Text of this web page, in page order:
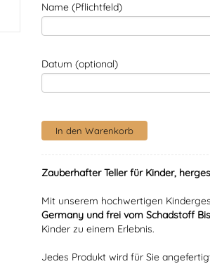
Name (Pflichtfeld)
Datum (optional)
Zauberhafter Teller für Kinder,
Mit unserem hochwertigen
Germany und frei vom Schadstoff
Kinder zu einem Erlebnis.
Jedes Produkt wird für Sie